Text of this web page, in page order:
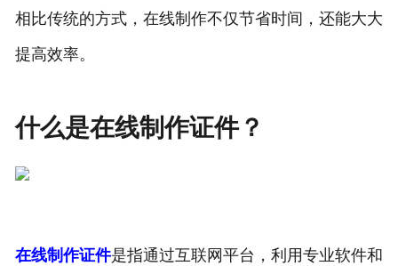
相比传统的方式，在线制作不仅节省时间，还能大大
提高效率。
什么是在线制作证件？
在线制作证件是指通过互联网平台，利用专业软件和